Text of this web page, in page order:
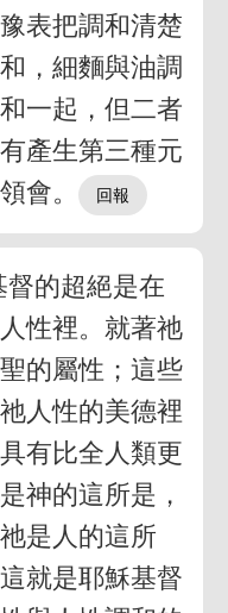
表把調和清楚
，細麵與油調
一起，但二者
產生第三種元
會。
的超絕是在
性裡。就著祂
的屬性；這些
人性的美德裡
有比全人類更
神的這所是，
是人的這所
就是耶穌基督